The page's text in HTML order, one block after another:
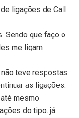
ligações de Call
Sendo que faço o
me ligam
não teve respostas.
as ligações.
mesmo
do tipo, já